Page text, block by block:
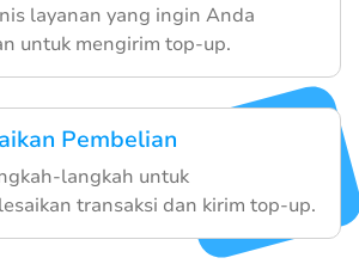
layanan yang ingin Anda
untuk mengirim top-up.
Pembelian
langkah untuk
transaksi dan kirim top-up.